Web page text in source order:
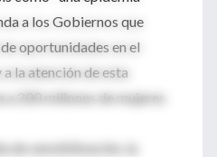
a los Gobiernos que
oportunidades en el
la atención de esta
200 millones de mujeres
de sensibilización, la